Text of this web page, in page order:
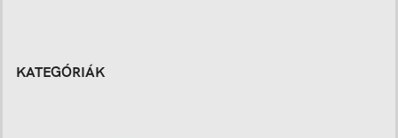
KATEGÓRIÁK